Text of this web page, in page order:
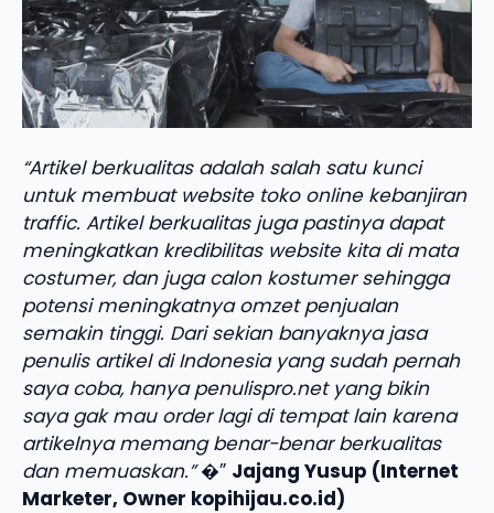
“Artikel berkualitas adalah salah satu kunci
untuk membuat website toko online kebanjiran
traffic. Artikel berkualitas juga pastinya dapat
meningkatkan kredibilitas website kita di mata
costumer, dan juga calon kostumer sehingga
potensi meningkatnya omzet penjualan
semakin tinggi. Dari sekian banyaknya jasa
penulis artikel di Indonesia yang sudah pernah
saya coba, hanya penulispro.net yang bikin
saya gak mau order lagi di tempat lain karena
artikelnya memang benar-benar berkualitas
dan memuaskan.”�” Jajang Yusup (Internet
Marketer, Owner kopihijau.co.id)